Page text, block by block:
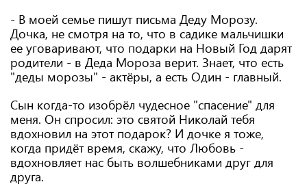
- В моей семье пишут письма Деду Морозу.
Дочка, не смотря на то, что в садике мальчишки
ее уговаривают, что подарки на Новый Год дарят
родители - в Деда Мороза верит. Знает, что есть
"деды морозы" - актёры, а есть Один - главный.
Сын когда-то изобрёл чудесное "спасение" для
меня. Он спросил: это святой Николай тебя
вдохновил на этот подарок? И дочке я тоже,
когда придёт время, скажу, что Любовь -
вдохновляет нас быть волшебниками друг для
друга.